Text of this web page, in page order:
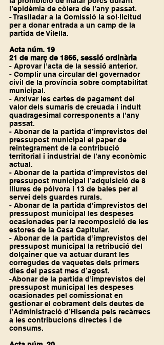
l’epidèmia de còlera de l’any passat.
- Traslladar a la Comissió la sol·licitud
per a donar entrada a un camp de la
partida de Vilella.
Acta núm. 19
21 de març de 1866, sessió ordinària
- Aprovar l’acta de la sessió anterior.
- Complir una circular del governador
civil de la província sobre comptabilitat
municipal.
- Arxivar les cartes de pagament del
valor dels sumaris de creuada i indult
quadragesimal corresponents a l’any
passat.
- Abonar de la partida d’imprevistos del
pressupost municipal el paper de
reintegrament de la contribució
territorial i industrial de l’any econòmic
actual.
- Abonar de la partida d’imprevistos del
pressupost municipal l’adquisició de 8
lliures de pólvora i 13 de bales per al
servei dels guardes rurals.
- Abonar de la partida d’imprevistos del
pressupost municipal les despeses
ocasionades per la recomposició de les
estores de la Casa Capitular.
- Abonar de la partida d’imprevistos del
pressupost municipal la retribució del
dolçainer que va actuar durant les
corregudes de vaquetes dels primers
dies del passat mes d’agost.
-Abonar de la partida d’imprevistos del
pressupost municipal les despeses
ocasionades pel comissionat en
gestionar el cobrament dels deutes de
l’Administració d’Hisenda pels recàrrecs
a les contribucions directes i de
consums.